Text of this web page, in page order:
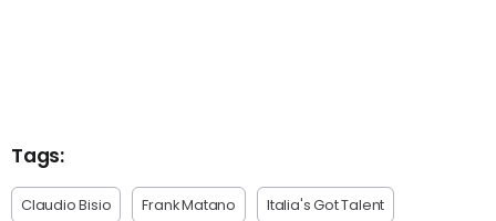
Tags:
Claudio Bisio Frank Matano Italia's Got Talent